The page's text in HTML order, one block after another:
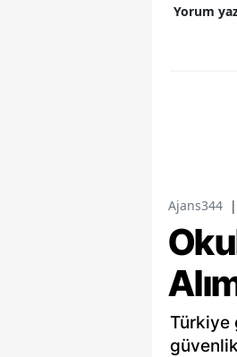
Yorum
Ajans344 |
Türkiye